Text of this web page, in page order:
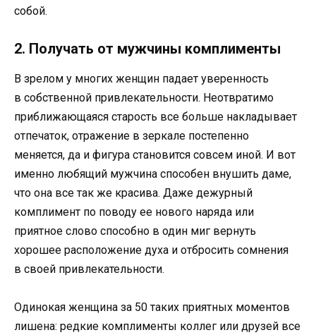
собой.
2. Получать от мужчины комплименты
В зрелом у многих женщин падает уверенность
в собственной привлекательности. Неотвратимо
приближающаяся старость все больше накладывает
отпечаток, отражение в зеркале постепенно
меняется, да и фигура становится совсем иной. И вот
именно любящий мужчина способен внушить даме,
что она все так же красива. Даже дежурный
комплимент по поводу ее нового наряда или
приятное слово способно в один миг вернуть
хорошее расположение духа и отбросить сомнения
в своей привлекательности.
Одинокая женщина за 50 таких приятных моментов
лишена: редкие комплименты коллег или друзей все